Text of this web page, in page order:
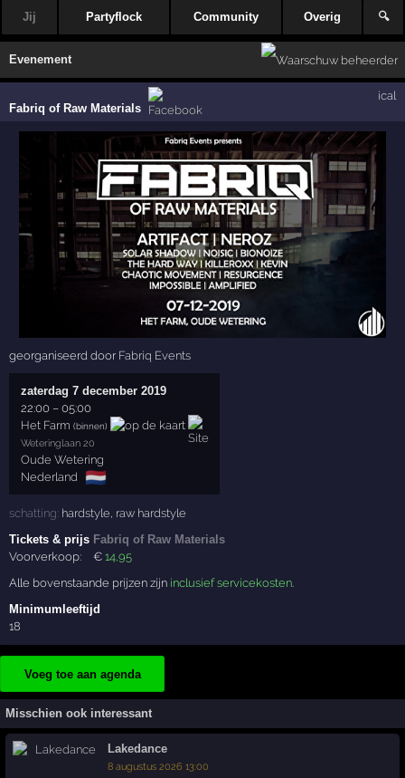
Jij Partyflock Community Overig 🔍
Evenement
Fabriq of Raw Materials
ical
georganiseerd door Fabriq Events
zaterdag 7 december 2019
22:00 –05:00
Het Farm (binnen)
Weteringlaan 20
Oude Wetering
Nederland 🇳🇱
schatting: hardstyle raw hardstyle
Tickets & prijs Fabriq of Raw Materials
Voorverkoop:
€14 ,95
Alle bovenstaande prijzen zijn inclusief servicekosten.
Minimumleeftijd
18
Voeg toe aan agenda
Misschien ook interessant
Lakedance
8 augustus 2026 13:00